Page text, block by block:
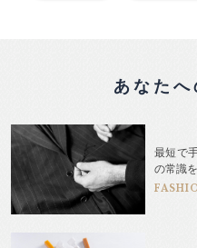
あなた
最短で
の常識